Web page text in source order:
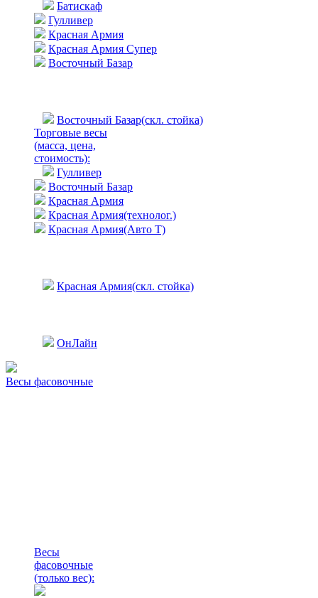
Батискаф
Гулливер
Красная Армия
Красная Армия Супер
Восточный Базар
Восточный Базар(скл. стойка)
Торговые весы
(масса, цена,
стоимость):
Гулливер
Восточный Базар
Красная Армия
Красная Армия(технолог.)
Красная Армия(Авто Т)
Красная Армия(скл. стойка)
ОнЛайн
Весы фасовочные
Весы
фасовочные
(только вес):